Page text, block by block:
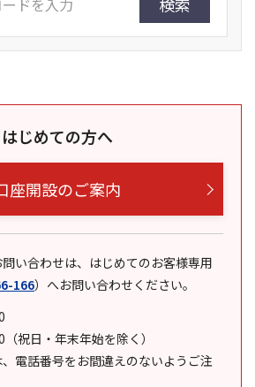
はじめての方へ
座開設のご案内
い合わせは、はじめてのお客様専用
166） へお問い合わせください。
祝日・年末年始を除く）
電話番号をお間違えのないようご注